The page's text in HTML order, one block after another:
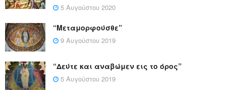
5 Αυγούστου 2020
“Μεταμορφούσθε”
9 Αυγούστου 2019
“Δεύτε και αναβώμεν εις το όρος”
5 Αυγούστου 2019